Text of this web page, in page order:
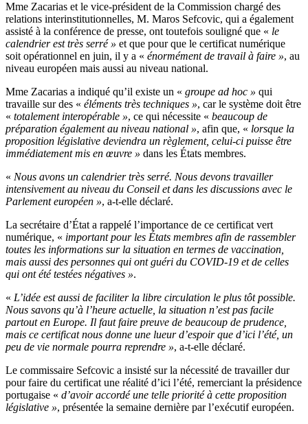
Mme Zacarias et le vice-président de la Commission chargé des
relations interinstitutionnelles, M. Maros Sefcovic, qui a également
assisté à la conférence de presse, ont toutefois souligné que « le
calendrier est très serré » et que pour que le certificat numérique
soit opérationnel en juin, il y a « énormément de travail à faire », au
niveau européen mais aussi au niveau national.
Mme Zacarias a indiqué qu’il existe un « groupe ad hoc » qui
travaille sur des « éléments très techniques », car le système doit être
« totalement interopérable », ce qui nécessite « beaucoup de
préparation également au niveau national », afin que, « lorsque la
proposition législative deviendra un règlement, celui-ci puisse être
immédiatement mis en œuvre » dans les États membres.
« Nous avons un calendrier très serré. Nous devons travailler
intensivement au niveau du Conseil et dans les discussions avec le
Parlement européen », a-t-elle déclaré.
La secrétaire d’État a rappelé l’importance de ce certificat vert
numérique, « important pour les États membres afin de rassembler
toutes les informations sur la situation en termes de vaccination,
mais aussi des personnes qui ont guéri du COVID-19 et de celles
qui ont été testées négatives ».
« L’idée est aussi de faciliter la libre circulation le plus tôt possible.
Nous savons qu’à l’heure actuelle, la situation n’est pas facile
partout en Europe. Il faut faire preuve de beaucoup de prudence,
mais ce certificat nous donne une lueur d’espoir que d’ici l’été, un
peu de vie normale pourra reprendre », a-t-elle déclaré.
Le commissaire Sefcovic a insisté sur la nécessité de travailler dur
pour faire du certificat une réalité d’ici l’été, remerciant la présidence
portugaise « d’avoir accordé une telle priorité à cette proposition
législative », présentée la semaine dernière par l’exécutif européen.